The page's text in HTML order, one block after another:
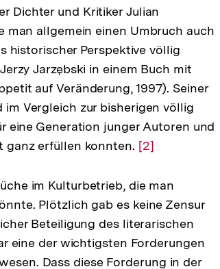
Dichter und Kritiker Julian
man allgemein einen Umbruch auch
historischer Perspektive völlig
Jarzębski in einem Buch mit
auf Veränderung, 1997). Seiner
Vergleich zur bisherigen völlig
eine Generation junger Autoren und
ganz erfüllen konnten. Zur
der
Fußnote
[2]
im Kulturbetrieb, die man
Plötzlich gab es keine Zensur
Beteiligung des literarischen
eine der wichtigsten Forderungen
Dass diese Forderung in der